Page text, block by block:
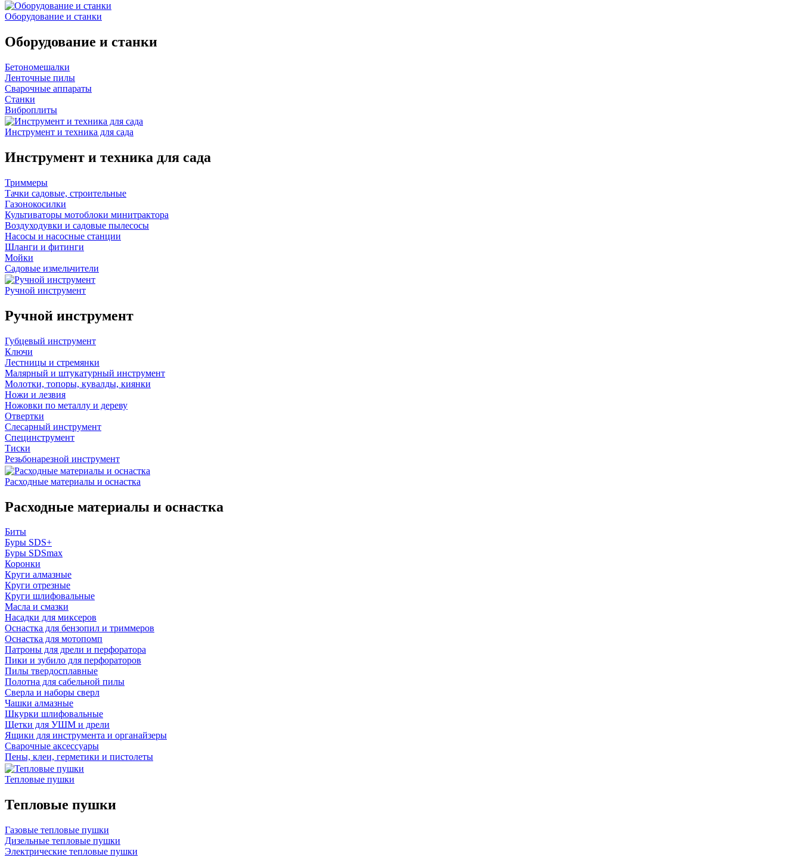
Оборудование и станки
Оборудование и станки
Бетономешалки
Ленточные пилы
Сварочные аппараты
Станки
Виброплиты
Инструмент и техника для сада
Инструмент и техника для сада
Триммеры
Тачки садовые, строительные
Газонокосилки
Культиваторы мотоблоки минитрактора
Воздуходувки и садовые пылесосы
Насосы и насосные станции
Шланги и фитинги
Мойки
Садовые измельчители
Ручной инструмент
Ручной инструмент
Губцевый инструмент
Ключи
Лестницы и стремянки
Малярный и штукатурный инструмент
Молотки, топоры, кувалды, киянки
Ножи и лезвия
Ножовки по металлу и дереву
Отвертки
Слесарный инструмент
Специнструмент
Тиски
Резьбонарезной инструмент
Расходные материалы и оснастка
Расходные материалы и оснастка
Биты
Буры SDS+
Буры SDSmax
Коронки
Круги алмазные
Круги отрезные
Круги шлифовальные
Масла и смазки
Насадки для миксеров
Оснастка для бензопил и триммеров
Оснастка для мотопомп
Патроны для дрели и перфоратора
Пики и зубило для перфораторов
Пилы твердосплавные
Полотна для сабельной пилы
Сверла и наборы сверл
Чашки алмазные
Шкурки шлифовальные
Щетки для УШМ и дрели
Ящики для инструмента и органайзеры
Сварочные аксессуары
Пены, клеи, герметики и пистолеты
Тепловые пушки
Тепловые пушки
Газовые тепловые пушки
Дизельные тепловые пушки
Электрические тепловые пушки